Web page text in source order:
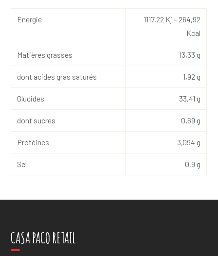
Energie
1117,22 Kj – 264,92
Kcal
Matières grasses 13,33 g
dont acides gras saturés 1,92 g
Glucides 33,41 g
dont sucres 0,69 g
Protéines 3,094 g
Sel 0,9 g
CASA PACO RETAIL